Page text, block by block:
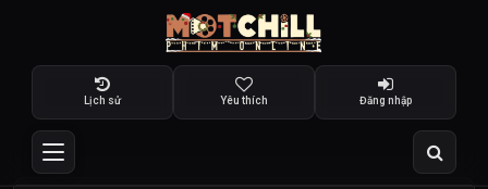
Lịch sử Yêu thích Đăng nhập